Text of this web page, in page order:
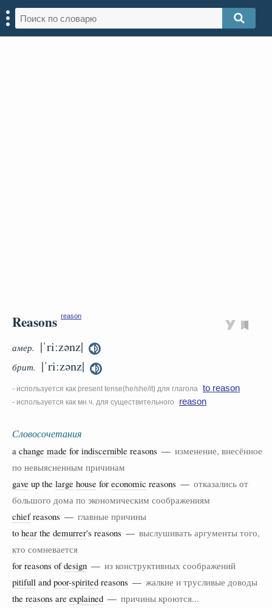
Reasons reason
амер. |ˈriːzənz|
брит. |ˈriːzənz|
- используется как present tense(he/she/it) для глагола to reason
- используется как мн.ч. для существительного reason
Словосочетания
a change made for indiscernible reasons — изменение, внесённое
по невыясненным причинам
gave up the large house for economic reasons — отказались от
большого дома по экономическим соображениям
chiefreasons — главные причины
to hear the demurrer's reasons — выслушивать аргументы того,
кто сомневается
for reasons ofdesign — из конструктивных соображений
pitifull and poor-spirited reasons — жалкие и трусливые доводы
the reasons are explained — причины кроются...